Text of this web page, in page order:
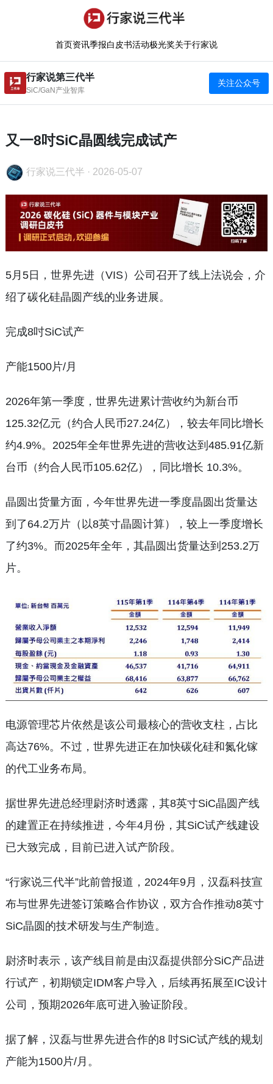
首页资讯季报白皮书活动极光奖关于行家说
行家说第三代半
SiC/GaN产业智库
关注公众号
又一8吋SiC晶圆线完成试产
行家说三代半 · 2026-05-07
5月5日，世界先进（VIS）公司召开了线上法说会，介
绍了碳化硅晶圆产线的业务进展。
完成8吋SiC试产
产能1500片/月
2026年第一季度，世界先进累计营收约为新台币
125.32亿元（约合人民币27.24亿），较去年同比增长
约4.9%。2025年全年世界先进的营收达到485.91亿新
台币（约合人民币105.62亿），同比增长 10.3%。
晶圆出货量方面，今年世界先进一季度晶圆出货量达
到了64.2万片（以8英寸晶圆计算），较上一季度增长
了约3%。而2025年全年，其晶圆出货量达到253.2万
片。
电源管理芯片依然是该公司最核心的营收支柱，占比
高达76%。不过，世界先进正在加快碳化硅和氮化镓
的代工业务布局。
据世界先进总经理尉济时透露，其8英寸SiC晶圆产线
的建置正在持续推进，今年4月份，其SiC试产线建设
已大致完成，目前已进入试产阶段。
“行家说三代半”此前曾报道，2024年9月，汉磊科技宣
布与世界先进签订策略合作协议，双方合作推动8英寸
SiC晶圆的技术研发与生产制造。
尉济时表示，该产线目前是由汉磊提供部分SiC产品进
行试产，初期锁定IDM客户导入，后续再拓展至IC设计
公司，预期2026年底可进入验证阶段。
据了解，汉磊与世界先进合作的8 吋SiC试产线的规划
产能为1500片/月。